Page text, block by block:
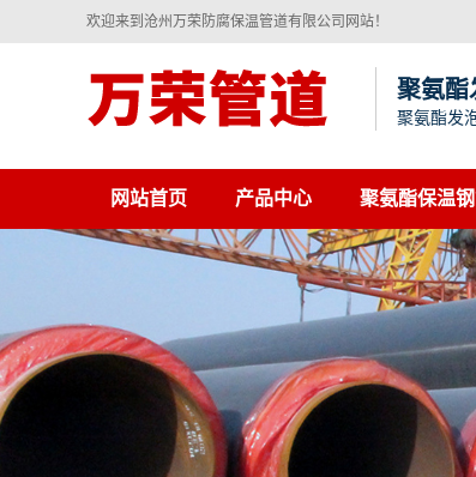
欢迎来到沧州万荣防腐保温管道有限公司网站！
聚氨酯
聚氨酯发
网站首页 产品中心 聚氨酯保温